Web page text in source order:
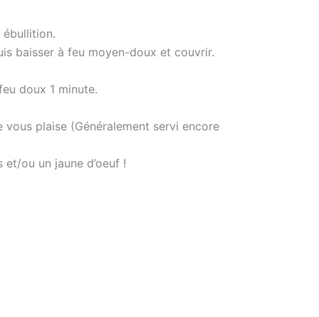
ébullition.
baisser à feu moyen-doux et couvrir.
doux 1 minute.
vous plaise (Généralement servi encore
ou un jaune d’oeuf !